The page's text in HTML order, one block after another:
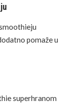
pomaže u
superhranom